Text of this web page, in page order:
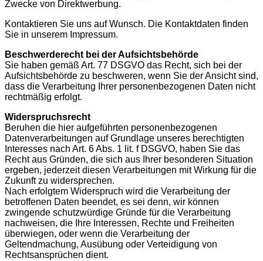
Zwecke von Direktwerbung.
Kontaktieren Sie uns auf Wunsch. Die Kontaktdaten finden
Sie in unserem Impressum.
Beschwerderecht bei der Aufsichtsbehörde
Sie haben gemäß Art. 77 DSGVO das Recht, sich bei der
Aufsichtsbehörde zu beschweren, wenn Sie der Ansicht sind,
dass die Verarbeitung Ihrer personenbezogenen Daten nicht
rechtmäßig erfolgt.
Widerspruchsrecht
Beruhen die hier aufgeführten personenbezogenen
Datenverarbeitungen auf Grundlage unseres berechtigten
Interesses nach Art. 6 Abs. 1 lit. f DSGVO, haben Sie das
Recht aus Gründen, die sich aus Ihrer besonderen Situation
ergeben, jederzeit diesen Verarbeitungen mit Wirkung für die
Zukunft zu widersprechen.
Nach erfolgtem Widerspruch wird die Verarbeitung der
betroffenen Daten beendet, es sei denn, wir können
zwingende schutzwürdige Gründe für die Verarbeitung
nachweisen, die Ihre Interessen, Rechte und Freiheiten
überwiegen, oder wenn die Verarbeitung der
Geltendmachung, Ausübung oder Verteidigung von
Rechtsansprüchen dient.